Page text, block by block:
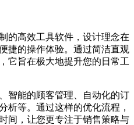
的高效工具软件，设计理念在
捷的操作体验。通过简洁直观
它旨在极大地提升您的日常工
智能的顾客管理、自动化的订
析等。通过这样的优化流程，
间，让您更专注于销售策略与